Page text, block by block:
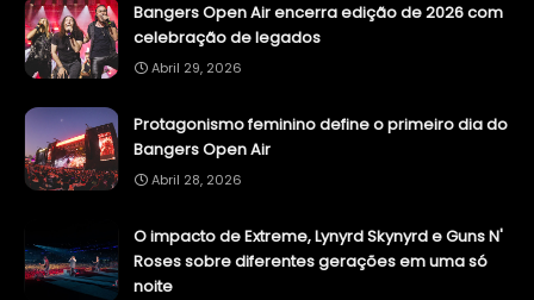
Bangers Open Air encerra edição de 2026 com
celebração de legados
Abril 29, 2026
Protagonismo feminino define o primeiro dia do
Bangers Open Air
Abril 28, 2026
O impacto de Extreme, Lynyrd Skynyrd e Guns N'
Roses sobre diferentes gerações em uma só
noite